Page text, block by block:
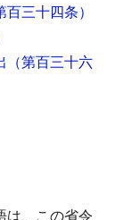
三十四条）
（第百三十六
は、この省令